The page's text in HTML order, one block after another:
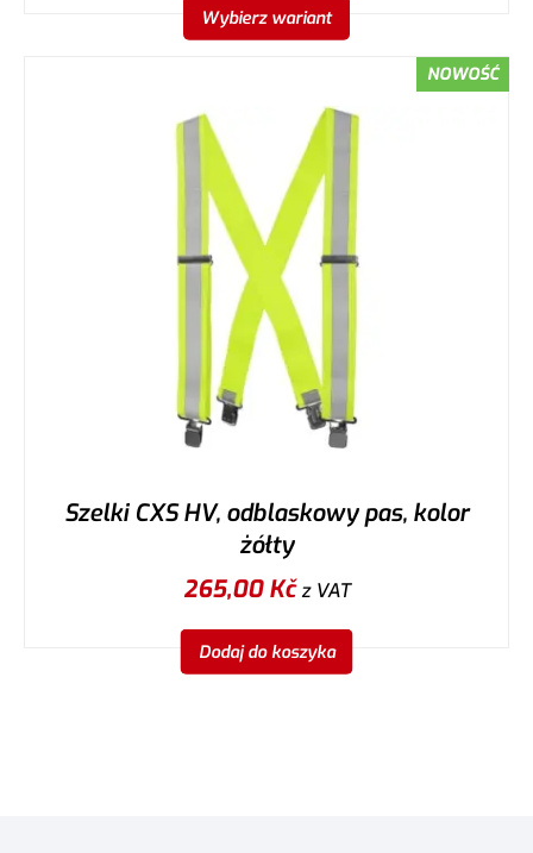
Wybierz wariant
NOWOŚĆ
Szelki CXS HV, odblaskowy pas, kolor
żółty
265,00Kčz VAT
Dodaj do koszyka